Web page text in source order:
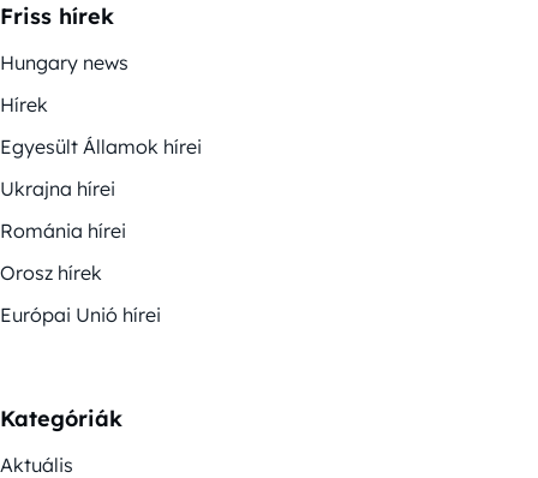
Friss hírek
Hungary news
Hírek
Egyesült Államok hírei
Ukrajna hírei
Románia hírei
Orosz hírek
Európai Unió hírei
Kategóriák
Aktuális